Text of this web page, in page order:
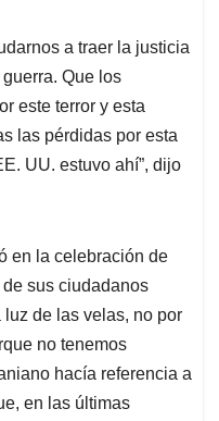
a traer la justicia
Que los
este terror y esta
las pérdidas por esta
UU. estuvo ahí”, dijo
en la celebración de
sus ciudadanos
luz de las velas, no por
no tenemos
hacía referencia a
en las últimas